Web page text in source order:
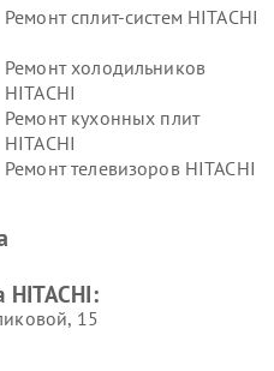
Ремонт сплит-систем HITACHI
Ремонт холодильников
HITACHI
Ремонт кухонных плит
HITACHI
Ремонт телевизоров HITACHI
HITACHI
HITACHI
HITACHI:
15